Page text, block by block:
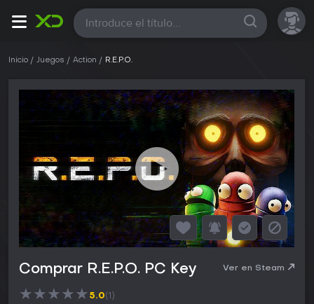
Todas
Inicio Juegos Action R.E.P.O.
Comprar R.E.P.O. PC Key Ver en Steam
★★★★★ 5.0(1)